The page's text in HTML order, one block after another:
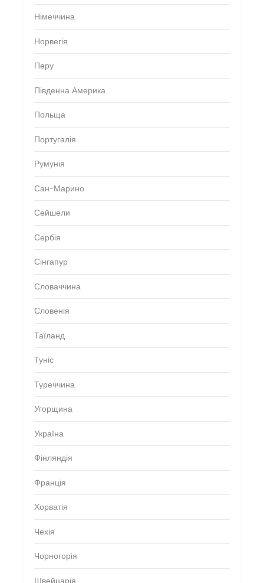
Німеччина
Норвегія
Перу
Південна Америка
Польща
Португалія
Румунія
Сан-Марино
Сейшели
Сербія
Сінгапур
Словаччина
Словенія
Таїланд
Туніс
Туреччина
Угорщина
Україна
Фінляндія
Франція
Хорватія
Чехія
Чорногорія